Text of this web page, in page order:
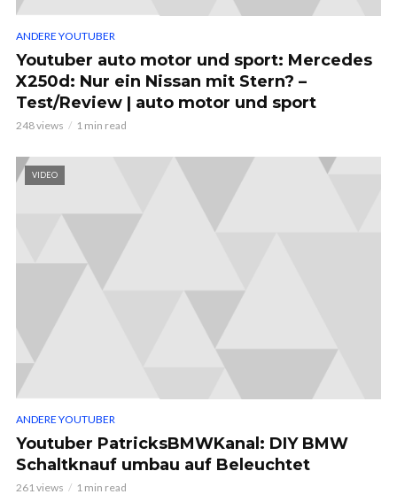
ANDERE YOUTUBER
Youtuber auto motor und sport: Mercedes
X250d: Nur ein Nissan mit Stern? –
Test/Review | auto motor und sport
248 views 1 min read
VIDEO
ANDERE YOUTUBER
Youtuber PatricksBMWKanal: DIY BMW
Schaltknauf umbau auf Beleuchtet
261 views 1 min read